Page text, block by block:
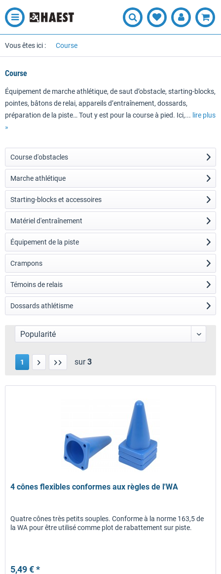
Vous êtes ici : Course
Course
Équipement de marche athlétique, de saut d’obstacle, starting-blocks,
pointes, bâtons de relai, appareils d’entraînement, dossards,
préparation de la piste… Tout y est pour la course à pied. Ici,... lire plus
»
Course d'obstacles
Marche athlétique
Starting-blocks et accessoires
Matériel d'entraînement
Équipement de la piste
Crampons
Témoins de relais
Dossards athlétisme
1 sur3
4 cônes flexibles conformes aux règles de l'WA
Quatre cônes très petits souples. Conforme à la norme 163,5 de
la WA pour être utilisé comme plot de rabattement sur piste.
5,49 € *